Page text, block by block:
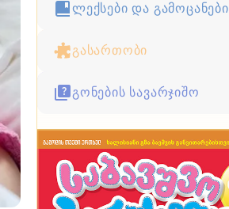
ლექსები და გამოცანები
გასართობი
გონების სავარჯიშო